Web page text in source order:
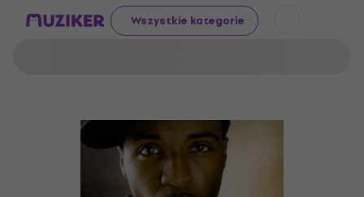
Wszystkie kategorie